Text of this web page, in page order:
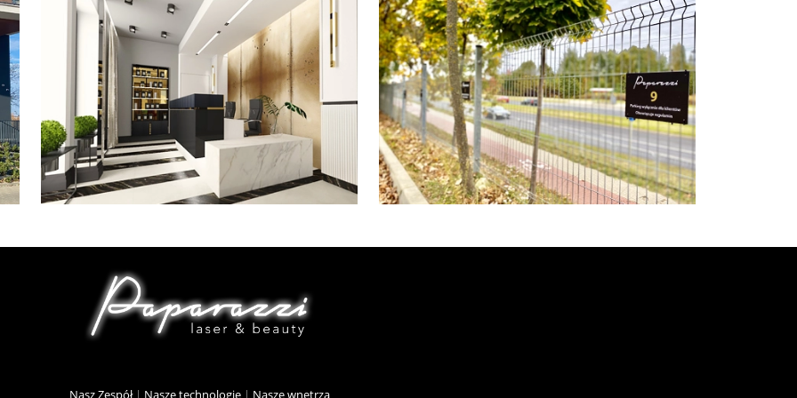
Nasz Zespół| Nasze technologie| Nasze wnętrza